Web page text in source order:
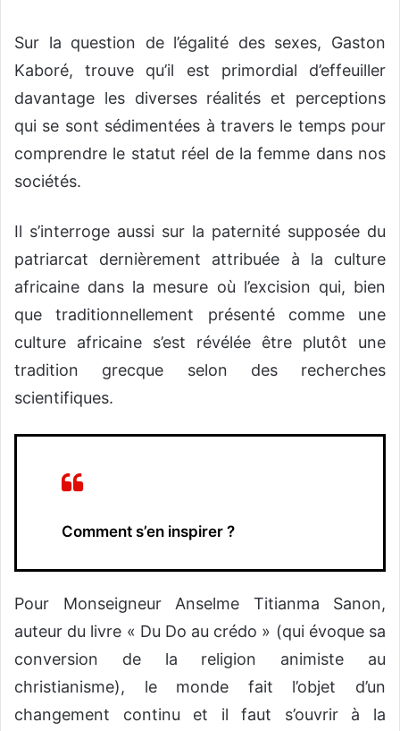
Sur la question de l’égalité des sexes, Gaston
Kaboré, trouve qu’il est primordial d’effeuiller
davantage les diverses réalités et perceptions
qui se sont sédimentées à travers le temps pour
comprendre le statut réel de la femme dans nos
sociétés.
Il s’interroge aussi sur la paternité supposée du
patriarcat dernièrement attribuée à la culture
africaine dans la mesure où l’excision qui, bien
que traditionnellement présenté comme une
culture africaine s’est révélée être plutôt une
tradition grecque selon des recherches
scientifiques.
Comment s’en inspirer ?
Pour Monseigneur Anselme Titianma Sanon,
auteur du livre « Du Do au crédo » (qui évoque sa
conversion de la religion animiste au
christianisme), le monde fait l’objet d’un
changement continu et il faut s’ouvrir à la